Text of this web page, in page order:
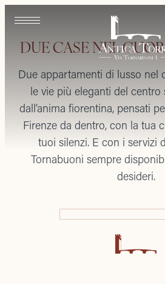
DUE CASE NEL
Due appartamenti di lusso nel
le vie più eleganti del
dall’anima fiorentina, pensati
Firenze da dentro, con la tua
tuoi silenzi. E con i servizi
Tornabuoni sempre
desideri.